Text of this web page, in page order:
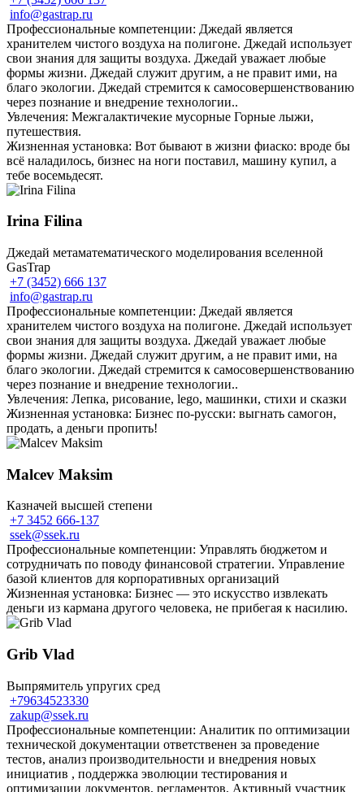
info@gastrap.ru
Профессиональные компетенции: Джедай является
хранителем чистого воздуха на полигоне. Джедай использует
свои знания для защиты воздуха. Джедай уважает любые
формы жизни. Джедай служит другим, а не правит ими, на
благо экологии. Джедай стремится к самосовершенствованию
через познание и внедрение технологии..
Увлечения: Межгалактичекие мусорные Горные лыжи,
путешествия.
Жизненная установка: Вот бывают в жизни фиаско: вроде бы
всё наладилось, бизнес на ноги поставил, машину купил, а
тебе восемьдесят.
Irina Filina
Джедай метаматематического моделирования вселенной
GasTrap
+7 (3452) 666 137
info@gastrap.ru
Профессиональные компетенции: Джедай является
хранителем чистого воздуха на полигоне. Джедай использует
свои знания для защиты воздуха. Джедай уважает любые
формы жизни. Джедай служит другим, а не правит ими, на
благо экологии. Джедай стремится к самосовершенствованию
через познание и внедрение технологии..
Увлечения: Лепка, рисование, lego, машинки, стихи и сказки
Жизненная установка: Бизнес по-русски: выгнать самогон,
продать, а деньги пропить!
Malcev Maksim
Казначей высшей степени
+7 3452 666-137
ssek@ssek.ru
Профессиональные компетенции: Управлять бюджетом и
сотрудничать по поводу финансовой стратегии. Управление
базой клиентов для корпоративных организаций
Жизненная установка: Бизнес — это искусство извлекать
деньги из кармана другого человека, не прибегая к насилию.
Grib Vlad
Выпрямитель упругих сред
+79634523330
zakup@ssek.ru
Профессиональные компетенции: Аналитик по оптимизации
технической документации ответственен за проведение
тестов, анализ производительности и внедрения новых
инициатив , поддержка эволюции тестирования и
оптимизации документов, регламентов, Активный участник